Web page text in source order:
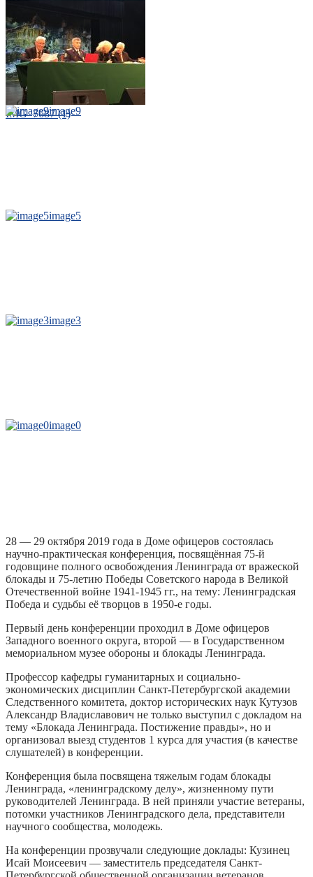
IMG_7687 (1)
image9
image5
image3
image0
28 — 29 октября 2019 года в Доме офицеров состоялась
научно-практическая конференция, посвящённая 75-й
годовщине полного освобождения Ленинграда от вражеской
блокады и 75-летию Победы Советского народа в Великой
Отечественной войне 1941-1945 гг., на тему: Ленинградская
Победа и судьбы её творцов в 1950-е годы.
Первый день конференции проходил в Доме офицеров
Западного военного округа, второй — в Государственном
мемориальном музее обороны и блокады Ленинграда.
Профессор кафедры гуманитарных и социально-
экономических дисциплин Санкт-Петербургской академии
Следственного комитета, доктор исторических наук Кутузов
Александр Владиславович не только выступил с докладом на
тему «Блокада Ленинграда. Постижение правды», но и
организовал выезд студентов 1 курса для участия (в качестве
слушателей) в конференции.
Конференция была посвящена тяжелым годам блокады
Ленинграда, «ленинградскому делу», жизненному пути
руководителей Ленинграда. В ней приняли участие ветераны,
потомки участников Ленинградского дела, представители
научного сообщества, молодежь.
На конференции прозвучали следующие доклады: Кузинец
Исай Моисеевич — заместитель председателя Санкт-